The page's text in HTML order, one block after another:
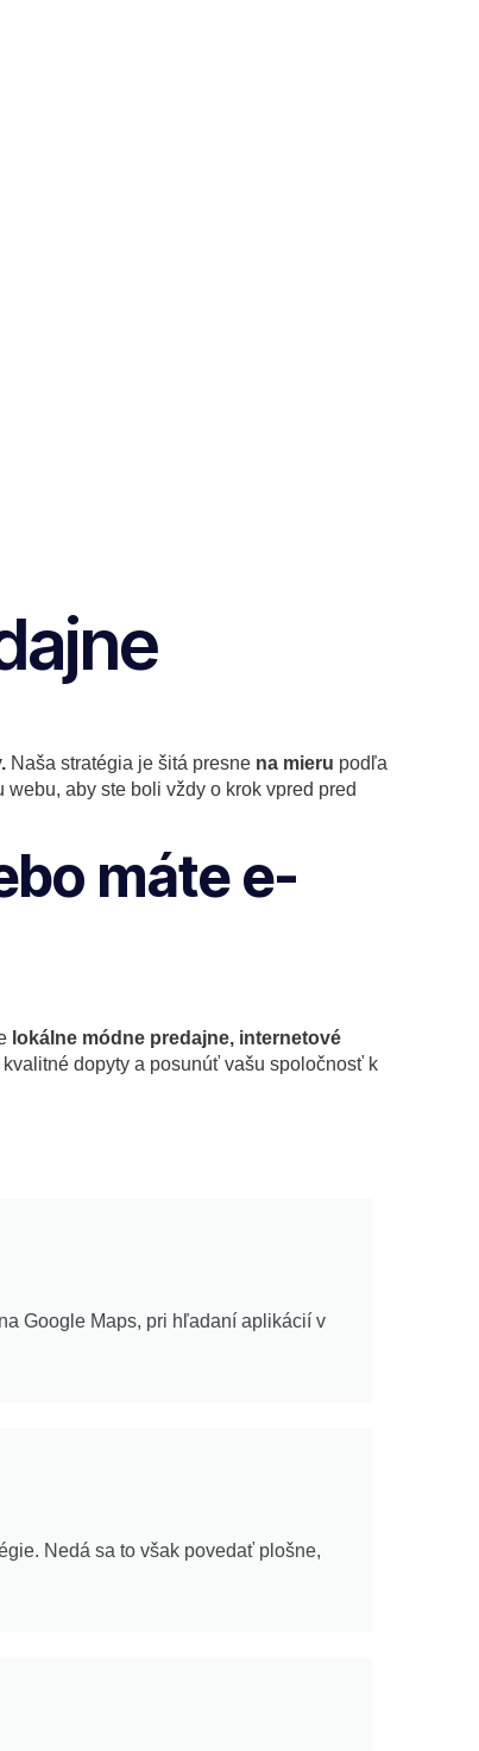
Naša stratégia je šitá presne na mieru podľa
aby ste boli vždy o krok vpred pred
máte e-
lokálne módne predajne, internetové
dopyty a posunúť vašu spoločnosť k
Google Maps, pri hľadaní aplikácií v
Nedá sa to však povedať plošne,